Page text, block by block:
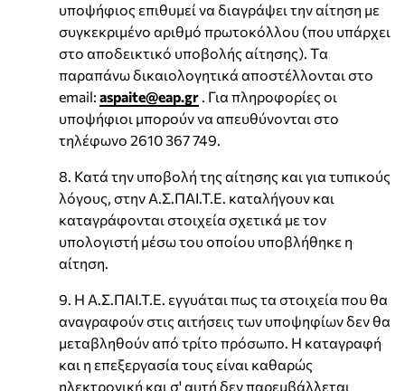
υποψήφιος επιθυμεί να διαγράψει την αίτηση με
συγκεκριμένο αριθμό πρωτοκόλλου (που υπάρχει
στο αποδεικτικό υποβολής αίτησης). Tα
παραπάνω δικαιολογητικά αποστέλλονται στο
email: aspaite@eap.gr . Για πληροφορίες οι
υποψήφιοι μπορούν να απευθύνονται στο
τηλέφωνο 2610 367 749.
8. Κατά την υποβολή της αίτησης και για τυπικούς
λόγους, στην Α.Σ.ΠΑΙ.Τ.Ε. καταλήγουν και
καταγράφονται στοιχεία σχετικά με τον
υπολογιστή μέσω του οποίου υποβλήθηκε η
αίτηση.
9. Η Α.Σ.ΠΑΙ.Τ.Ε. εγγυάται πως τα στοιχεία που θα
αναγραφούν στις αιτήσεις των υποψηφίων δεν θα
μεταβληθούν από τρίτο πρόσωπο. Η καταγραφή
και η επεξεργασία τους είναι καθαρώς
ηλεκτρονική και σ' αυτή δεν παρεμβάλλεται